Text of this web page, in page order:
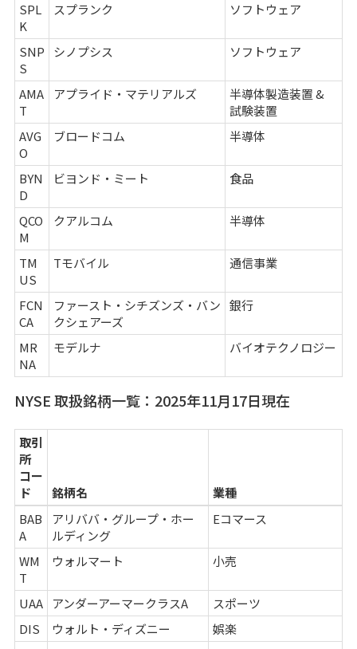
SPL
K
スプランク ソフトウェア
SNP
S
シノプシス ソフトウェア
AMA
T
アプライド・マテリアルズ
半導体製造装置 &
試験装置
AVG
O
ブロードコム 半導体
BYN
D
ビヨンド・ミート 食品
QCO
M
クアルコム 半導体
TM
US
Tモバイル 通信事業
FCN
CA
ファースト・シチズンズ・バン
クシェアーズ
銀行
MR
NA
モデルナ バイオテクノロジー
NYSE 取扱銘柄一覧：2025年11月17日現在
取引
所
コー
ド
銘柄名
業種
BAB
A
アリババ・グループ・ホー
ルディング
Eコマース
WM
T
ウォルマート 小売
UAA アンダーアーマークラスA
スポーツ
DIS
ウォルト・ディズニー
娯楽